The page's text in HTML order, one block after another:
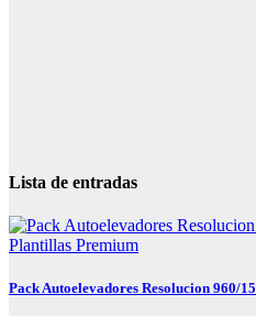
Lista de entradas
Plantillas Premium
Pack Autoelevadores Resolucion 960/15